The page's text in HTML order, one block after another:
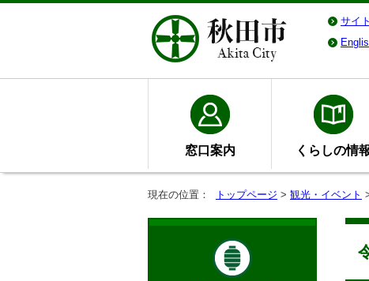
サイ
窓口案内 くらしの情
現在の位置： トップページ > 観光・イベント